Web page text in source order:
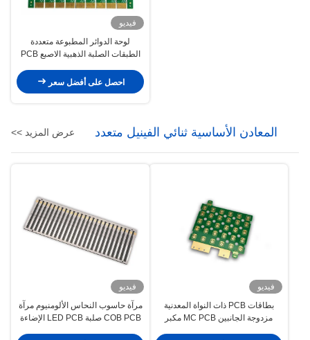
فيديو
لوحة الدوائر المطبوعة متعددة
الطبقات الصلبة الذهبية الاصبع PCB
احصل على أفضل سعر
المعادن الأساسية ثنائي الفينيل متعدد
الكلور
عرض المزيد >>
فيديو
بطاقات PCB ذات النواة المعدنية
مزدوجة الجانبين MC PCB مكبر
فيديو
مرآة حاسوب النحاس الألومنيوم مرآة
COB PCB صلبة LED PCB الإضاءة